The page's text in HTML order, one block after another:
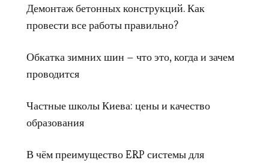
Демонтаж бетонных конструкций. Как
провести все работы правильно?
Обкатка зимних шин – что это, когда и зачем
проводится
Частные школы Киева: цены и качество
образования
В чём преимущество ERP системы для